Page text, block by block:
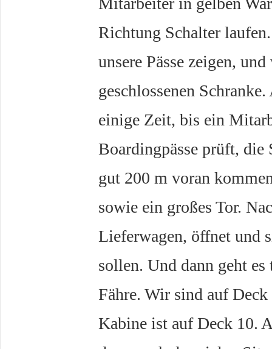
Richtung Schalter
unsere Pässe zeigen,
geschlossenen
einige Zeit, bis ein
Boardingpässe prüft, die
gut 200 m voran
sowie ein großes Tor.
Lieferwagen, öffnet und
sollen. Und dann geht
Fähre. Wir sind auf
Kabine ist auf Deck 10.